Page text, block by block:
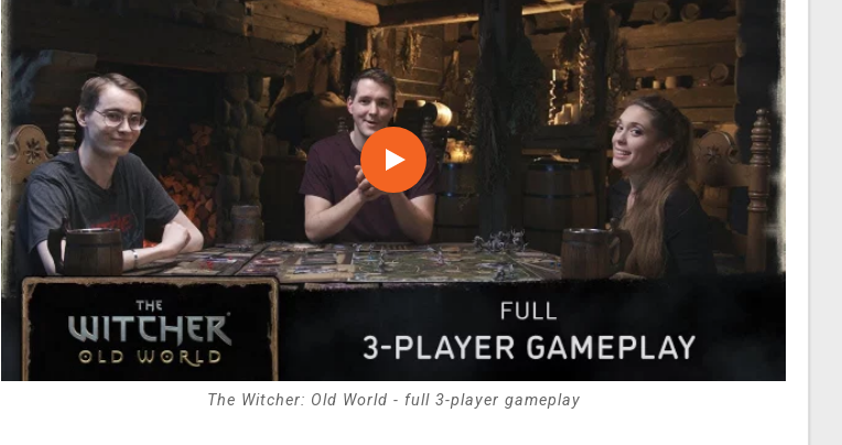
The Witcher: Old World - full 3-player gameplay